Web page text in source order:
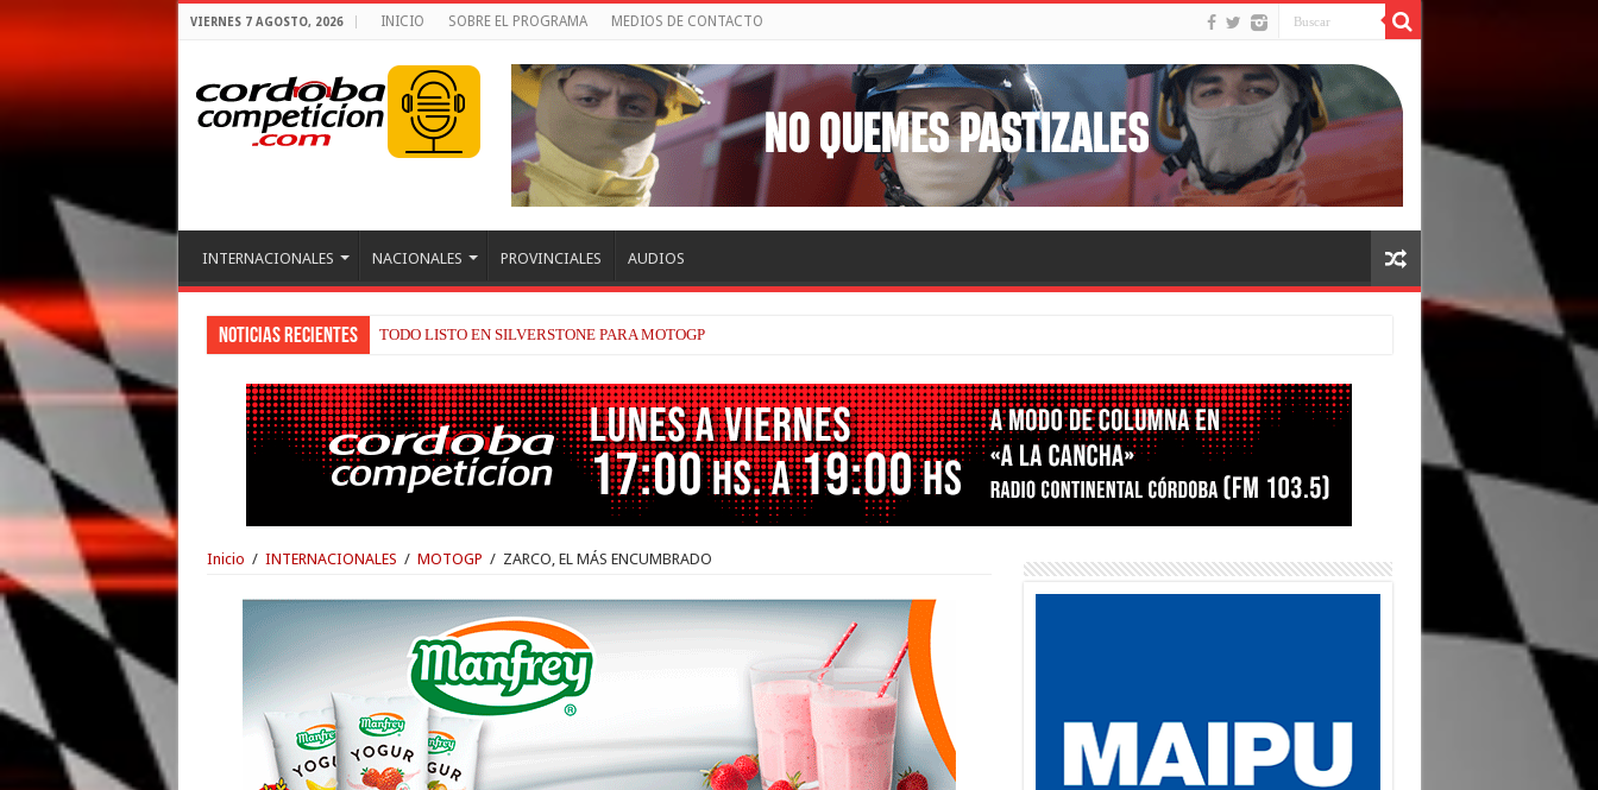
VIERNES 7 AGOSTO, 2026 INICIO SOBRE EL PROGRAMA MEDIOS DE CONTACTO
INTERNACIONALES NACIONALES PROVINCIALES AUDIOS
Noticias recientes TODO LISTO EN SILVERSTONE PARA MOTOGP
Inicio / INTERNACIONALES / MOTOGP / ZARCO, EL MÁS ENCUMBRADO